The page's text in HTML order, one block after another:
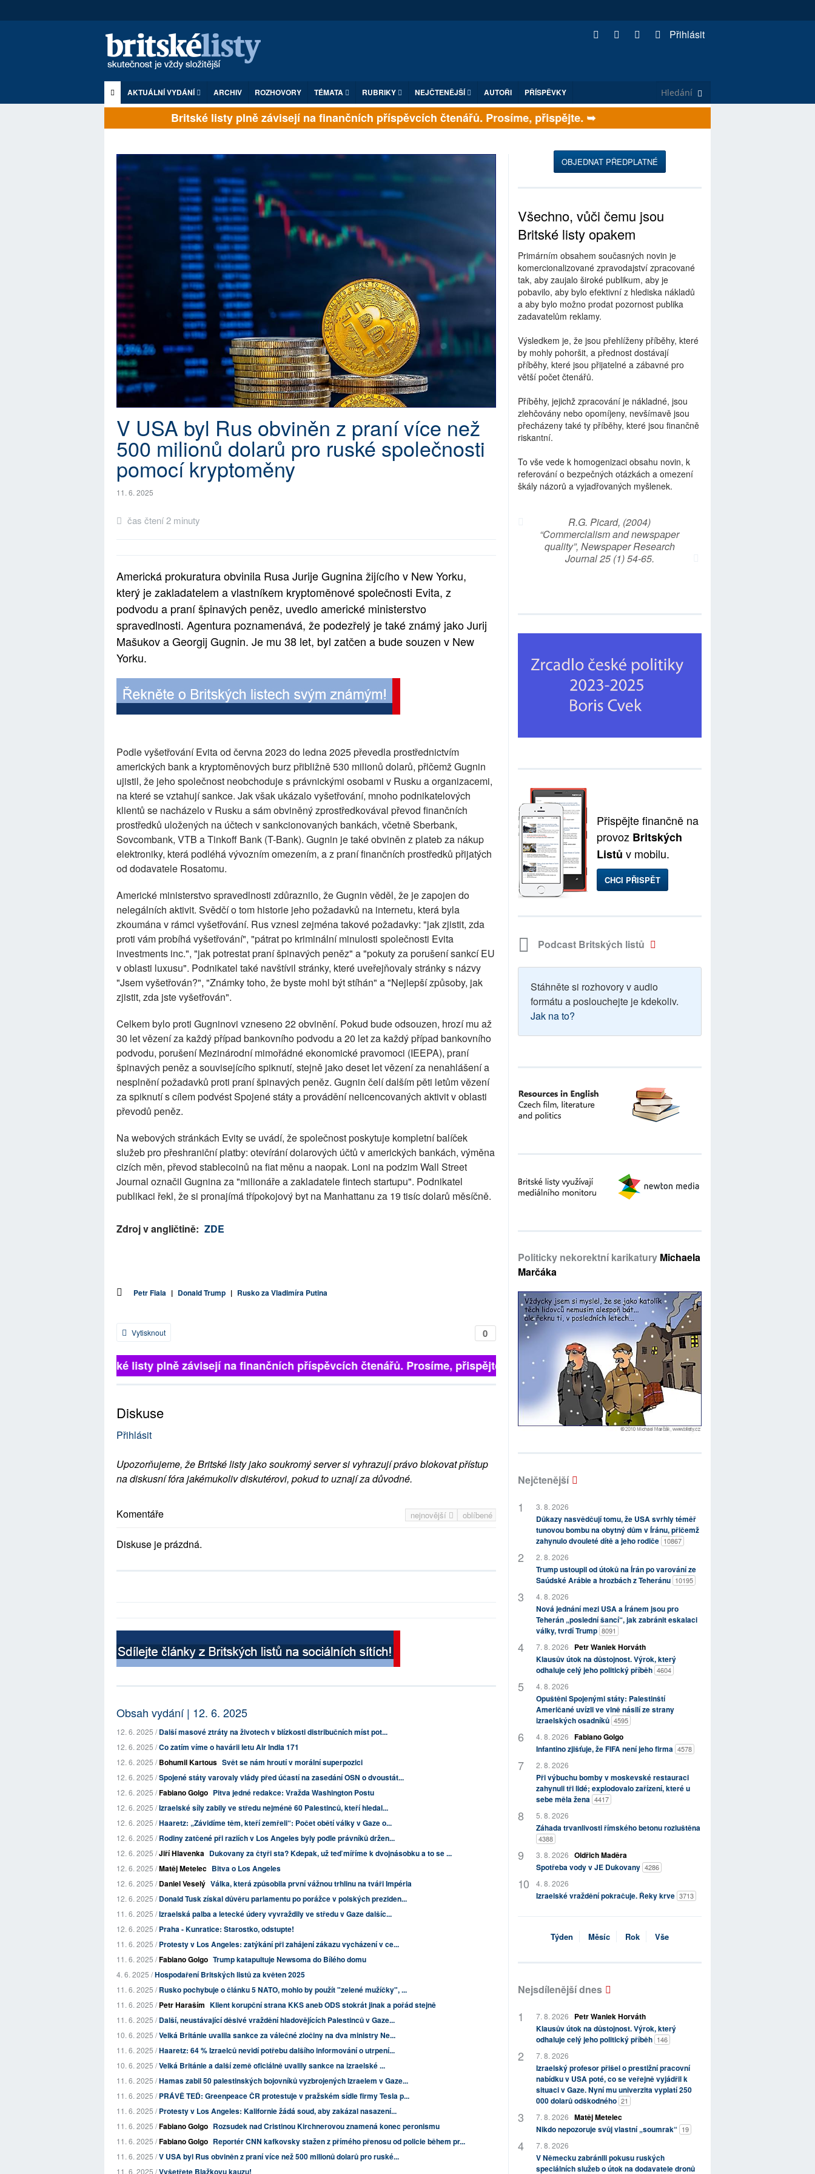
Přihlásit
AKTUÁLNÍ VYDÁNÍ ARCHIV ROZHOVORY TÉMATA RUBRIKY NEJČTENĚJŠÍ AUTOŘI PŘÍSPĚVKY
Britské listy plně závisejí na finančních příspěvcích čtenářů. Prosíme, přispějte. ➥
V USA byl Rus obviněn z praní více než
500 milionů dolarů pro ruské společnosti
pomocí kryptoměny
11. 6. 2025
čas čtení 2 minuty
Americká prokuratura obvinila Rusa Jurije Gugnina žijícího v New Yorku,
který je zakladatelem a vlastníkem kryptoměnové společnosti Evita, z
podvodu a praní špinavých peněz, uvedlo americké ministerstvo
spravedlnosti. Agentura poznamenává, že podezřelý je také známý jako Jurij
Mašukov a Georgij Gugnin. Je mu 38 let, byl zatčen a bude souzen v New
Yorku.
Podle vyšetřování Evita od června 2023 do ledna 2025 převedla prostřednictvím
amerických bank a kryptoměnových burz přibližně 530 milionů dolarů, přičemž Gugnin
ujistil, že jeho společnost neobchoduje s právnickými osobami v Rusku a organizacemi,
na které se vztahují sankce. Jak však ukázalo vyšetřování, mnoho podnikatelových
klientů se nacházelo v Rusku a sám obviněný zprostředkovával převod finančních
prostředků uložených na účtech v sankcionovaných bankách, včetně Sberbank,
Sovcombank, VTB a Tinkoff Bank (T-Bank). Gugnin je také obviněn z plateb za nákup
elektroniky, která podléhá vývozním omezením, a z praní finančních prostředků přijatých
od dodavatele Rosatomu.
Americké ministerstvo spravedlnosti zdůraznilo, že Gugnin věděl, že je zapojen do
nelegálních aktivit. Svědčí o tom historie jeho požadavků na internetu, která byla
zkoumána v rámci vyšetřování. Rus vznesl zejména takové požadavky: "jak zjistit, zda
proti vám probíhá vyšetřování", "pátrat po kriminální minulosti společnosti Evita
investments inc.", "jak potrestat praní špinavých peněz" a "pokuty za porušení sankcí EU
v oblasti luxusu". Podnikatel také navštívil stránky, které uveřejňovaly stránky s názvy
"Jsem vyšetřován?", "Známky toho, že byste mohl být stíhán" a "Nejlepší způsoby, jak
zjistit, zda jste vyšetřován".
Celkem bylo proti Gugninovi vzneseno 22 obvinění. Pokud bude odsouzen, hrozí mu až
30 let vězení za každý případ bankovního podvodu a 20 let za každý případ bankovního
podvodu, porušení Mezinárodní mimořádné ekonomické pravomoci (IEEPA), praní
špinavých peněz a souvisejícího spiknutí, stejně jako deset let vězení za nenahlášení a
nesplnění požadavků proti praní špinavých peněz. Gugnin čelí dalším pěti letům vězení
za spiknutí s cílem podvést Spojené státy a provádění nelicencovaných aktivit v oblasti
převodů peněz.
Na webových stránkách Evity se uvádí, že společnost poskytuje kompletní balíček
služeb pro přeshraniční platby: otevírání dolarových účtů v amerických bankách, výměna
cizích měn, převod stablecoinů na fiat měnu a naopak. Loni na podzim Wall Street
Journal označil Gugnina za "milionáře a zakladatele fintech startupu". Podnikatel
publikaci řekl, že si pronajímá třípokojový byt na Manhattanu za 19 tisíc dolarů měsíčně.
Zdroj v angličtině: ZDE
Petr Fiala | Donald Trump | Rusko za Vladimíra Putina
0
Vytisknout
Britské listy plně závisejí na finančních příspěvcích čtenářů. Prosíme, přispějte. ➥
Diskuse
Přihlásit
Upozorňujeme, že Britské listy jako soukromý server si vyhrazují právo blokovat přístup
na diskusní fóra jakémukoliv diskutérovi, pokud to uznají za důvodné.
nejnovější oblíbené
Komentáře
Diskuse je prázdná.
Obsah vydání | 12. 6. 2025
12. 6. 2025 /Další masové ztráty na životech v blízkosti distribučních míst pot...
12. 6. 2025 /Co zatím víme o havárii letu Air India 171
12. 6. 2025 /Bohumil Kartous Svět se nám hroutí v morální superpozici
12. 6. 2025 /Spojené státy varovaly vlády před účastí na zasedání OSN o dvoustát...
12. 6. 2025 /Fabiano Golgo Pitva jedné redakce: Vražda Washington Postu
12. 6. 2025 /Izraelské síly zabily ve středu nejméně 60 Palestinců, kteří hledal...
12. 6. 2025 /Haaretz: „Závidíme těm, kteří zemřeli“: Počet obětí války v Gaze o...
12. 6. 2025 /Rodiny zatčené při raziích v Los Angeles byly podle právníků držen...
12. 6. 2025 /Jiří Hlavenka Dukovany za čtyři sta? Kdepak, už teď míříme k dvojnásobku a to se ...
12. 6. 2025 /Matěj Metelec Bitva o Los Angeles
12. 6. 2025 /Daniel Veselý Válka, která způsobila první vážnou trhlinu na tváři Impéria
12. 6. 2025 /Donald Tusk získal důvěru parlamentu po porážce v polských preziden...
11. 6. 2025 /Izraelská palba a letecké údery vyvraždily ve středu v Gaze dalšíc...
12. 6. 2025 /Praha - Kunratice: Starostko, odstupte!
11. 6. 2025 /Protesty v Los Angeles: zatýkání při zahájení zákazu vycházení v ce...
11. 6. 2025 /Fabiano Golgo Trump katapultuje Newsoma do Bílého domu
4. 6. 2025 /Hospodaření Britských listů za květen 2025
11. 6. 2025 /Rusko pochybuje o článku 5 NATO, mohlo by použít "zelené mužíčky", ...
11. 6. 2025 /Petr Haraším Klient korupční strana KKS aneb ODS stokrát jinak a pořád stejně
11. 6. 2025 /Další, neustávající děsivé vraždění hladovějících Palestinců v Gaze...
10. 6. 2025 /Velká Británie uvalila sankce za válečné zločiny na dva ministry Ne...
11. 6. 2025 /Haaretz: 64 % Izraelců nevidí potřebu dalšího informování o utrpení...
10. 6. 2025 /Velká Británie a další země oficiálně uvalily sankce na izraelské ...
11. 6. 2025 /Hamas zabil 50 palestinských bojovníků vyzbrojených Izraelem v Gaze...
11. 6. 2025 /PRÁVĚ TEĎ: Greenpeace ČR protestuje v pražském sídle firmy Tesla p...
11. 6. 2025 /Protesty v Los Angeles: Kalifornie žádá soud, aby zakázal nasazení...
11. 6. 2025 /Fabiano Golgo Rozsudek nad Cristinou Kirchnerovou znamená konec peronismu
11. 6. 2025 /Fabiano Golgo Reportér CNN kafkovsky stažen z přímého přenosu od policie během pr...
11. 6. 2025 /V USA byl Rus obviněn z praní více než 500 milionů dolarů pro ruské...
11. 6. 2025 /Vyšetřete Blažkovu kauzu!
OBJEDNAT PŘEDPLATNÉ
Všechno, vůči čemu jsou
Britské listy opakem
Primárním obsahem současných novin je
komercionalizované zpravodajství zpracované
tak, aby zaujalo široké publikum, aby je
pobavilo, aby bylo efektivní z hlediska nákladů
a aby bylo možno prodat pozornost publika
zadavatelům reklamy.
Výsledkem je, že jsou přehlíženy příběhy, které
by mohly pohoršit, a přednost dostávají
příběhy, které jsou přijatelné a zábavné pro
větší počet čtenářů.
Příběhy, jejichž zpracování je nákladné, jsou
zlehčovány nebo opomíjeny, nevšímavě jsou
přecházeny také ty příběhy, které jsou finančně
riskantní.
To vše vede k homogenizaci obsahu novin, k
referování o bezpečných otázkách a omezení
škály názorů a vyjadřovaných myšlenek.
R.G. Picard, (2004)
“Commercialism and newspaper
quality”, Newspaper Research
Journal 25 (1) 54-65.
Přispějte finančně na
provoz Britských
Listů v mobilu.
CHCI PŘISPĚT
Podcast Britských listů
Stáhněte si rozhovory v audio
formátu a poslouchejte je kdekoliv.
Jak na to?
Politicky nekorektní karikatury Michaela
Marčáka
Nejčtenější
3. 8. 2026
Důkazy nasvědčují tomu, že USA svrhly téměř
tunovou bombu na obytný dům v Íránu, přičemž
zahynulo dvouleté dítě a jeho rodiče 10867
2. 8. 2026
Trump ustoupil od útoků na Írán po varování ze
Saúdské Arábie a hrozbách z Teheránu 10195
4. 8. 2026
Nová jednání mezi USA a Íránem jsou pro
Teherán „poslední šancí“, jak zabránit eskalaci
války, tvrdí Trump 8091
7. 8. 2026
Petr Waniek Horváth
Klausův útok na důstojnost. Výrok, který
odhaluje celý jeho politický příběh 4604
4. 8. 2026
Opuštěni Spojenými státy: Palestinští
Američané uvízli ve vlně násilí ze strany
izraelských osadníků 4595
4. 8. 2026 Fabiano Golgo
Infantino zjišťuje, že FIFA není jeho firma 4578
2. 8. 2026
Při výbuchu bomby v moskevské restauraci
zahynuli tři lidé; explodovalo zařízení, které u
sebe měla žena 4417
5. 8. 2026
Záhada trvanlivosti římského betonu rozluštěna
4388
3. 8. 2026 Oldřich Maděra
Spotřeba vody v JE Dukovany 4286
4. 8. 2026
Izraelské vraždění pokračuje. Řeky krve 3713
Týden Měsíc Rok Vše
Nejsdílenější dnes
7. 8. 2026
Petr Waniek Horváth
Klausův útok na důstojnost. Výrok, který
odhaluje celý jeho politický příběh 146
7. 8. 2026
Izraelský profesor přišel o prestižní pracovní
nabídku v USA poté, co se veřejně vyjádřil k
situaci v Gaze. Nyní mu univerzita vyplatí 250
000 dolarů odškodného 21
7. 8. 2026 Matěj Metelec
Nikdo nepozoruje svůj vlastní „soumrak“ 19
7. 8. 2026
V Německu zabránili pokusu ruských
speciálních služeb o útok na dodavatele dronů